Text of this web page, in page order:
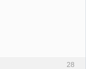
28